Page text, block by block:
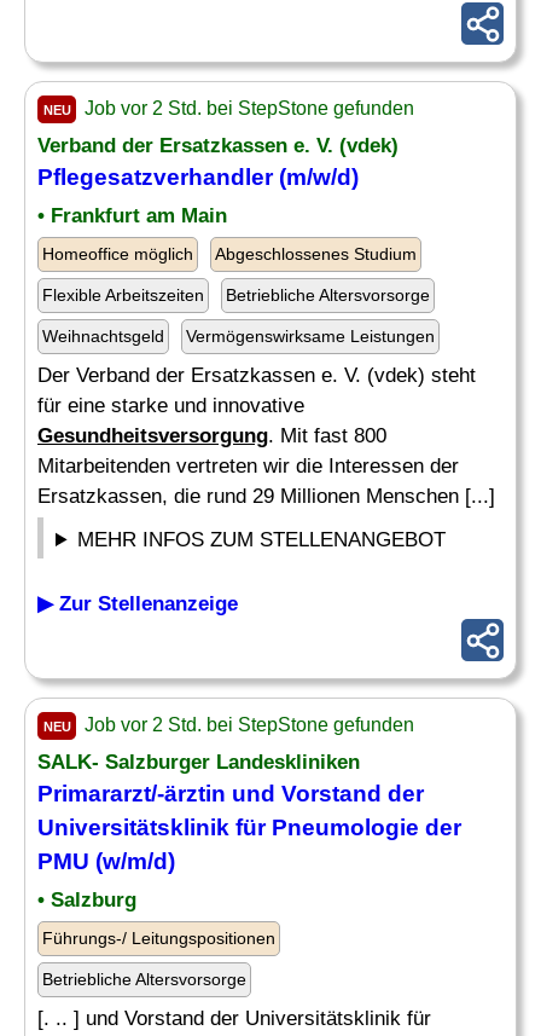
NEU Job vor 2 Std. bei StepStone gefunden
Verband der Ersatzkassen e. V. (vdek)
Pflegesatzverhandler (m/w/d)
• Frankfurt am Main
Homeoffice möglich Abgeschlossenes Studium
Flexible Arbeitszeiten Betriebliche Altersvorsorge
Weihnachtsgeld Vermögenswirksame Leistungen
Der Verband der Ersatzkassen e. V. (vdek) steht
für eine starke und innovative
Gesundheitsversorgung. Mit fast 800
Mitarbeitenden vertreten wir die Interessen der
Ersatzkassen, die rund 29 Millionen Menschen [...]
MEHR INFOS ZUM STELLENANGEBOT
▶ Zur Stellenanzeige
NEU Job vor 2 Std. bei StepStone gefunden
SALK- Salzburger Landeskliniken
Primararzt/-ärztin und Vorstand der
Universitätsklinik für Pneumologie der
PMU (w/m/d)
• Salzburg
Führungs-/ Leitungspositionen
Betriebliche Altersvorsorge
[. .. ] und Vorstand der Universitätsklinik für